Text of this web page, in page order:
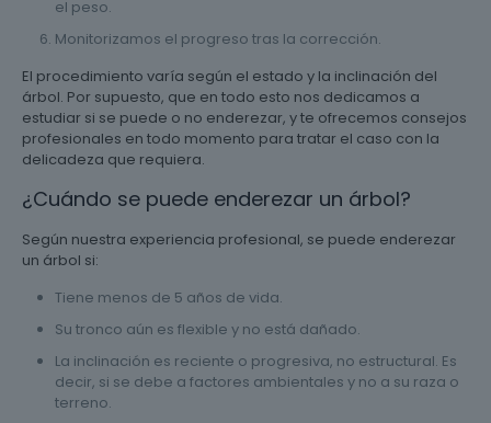
el peso.
Monitorizamos el progreso tras la corrección.
El procedimiento varía según el estado y la inclinación del
árbol. Por supuesto, que en todo esto nos dedicamos a
estudiar si se puede o no enderezar, y te ofrecemos consejos
profesionales en todo momento para tratar el caso con la
delicadeza que requiera.
¿Cuándo se puede enderezar un árbol?
Según nuestra experiencia profesional, se puede enderezar
un árbol si:
Tiene menos de 5 años de vida.
Su tronco aún es flexible y no está dañado.
La inclinación es reciente o progresiva, no estructural. Es
decir, si se debe a factores ambientales y no a su raza o
terreno.